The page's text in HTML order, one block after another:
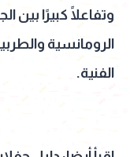
وتفاعلًا كبيرًا بين
الرومانسية
الفنية.